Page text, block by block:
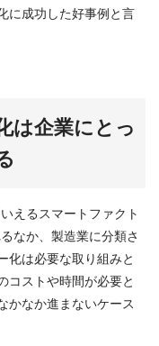
に成功した好事例と言
は企業にとっ
えるスマートファクト
なか、製造業に分類さ
化は必要な取り組みと
コストや時間が必要と
かなか進まないケース